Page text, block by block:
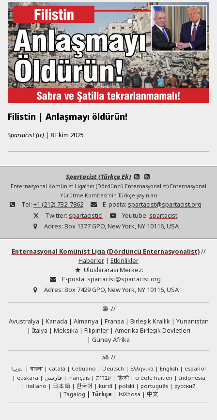
Filistin | Anlaşmayı öldürün!
Spartacist (tr) | 8 Ekim 2025
Spartacist (Türkçe Ek)
Enternasyonal Komünist Liga’nın (Dördüncü Enternasyonalist) Enternasyonal
Yürütme Komitesi’nin Türkçe yayınları
Tel: +1 (212) 732-7862 E-posta: spartacist@spartacist.org
Twitter: spartacisticl Youtube: spartacist
Adres: Box 1377 GPO, New York, NY 10116, USA
Enternasyonal Komünist Liga (Dördüncü Enternasyonalist)//
Haberler | Etkinlikler
Uluslararası Merkez:
E-posta: spartacist@spartacist.org
Adres: Box 7429 GPO, New York, NY 10116, USA
//
Avustralya
Kanada Almanya Fransa Birleşik Krallık
Yunanistan
İtalya
Meksika Filipinler
Amerika Birleşik Devletleri
Güney Afrika
//
العربية বাংলা català Cebuano Deutsch Ελληνικά English
español
euskara
فارسی français עברית हिन्दी créole haïtien
Indonesia
italiano
日本語 한국어 kurdî polski português
русский
Tagalog
Türkçe IsiXhosa 中文